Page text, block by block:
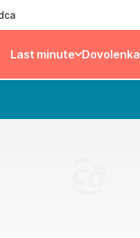
Last minute Dovolenka